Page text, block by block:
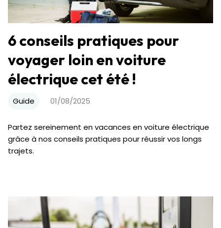
6 conseils pratiques pour
voyager loin en voiture
électrique cet été !
Guide 01/08/2025
Partez sereinement en vacances en voiture électrique
grâce à nos conseils pratiques pour réussir vos longs
trajets.